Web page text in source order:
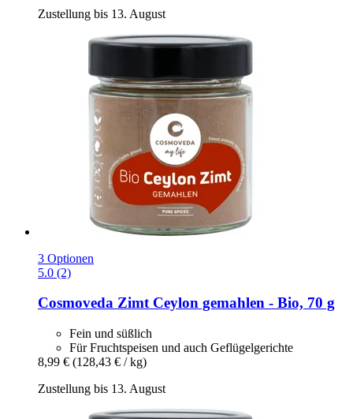
Zustellung bis 13. August
3 Optionen
5.0 (2)
Cosmoveda Zimt Ceylon gemahlen -​ Bio, 70 g
Fein und süßlich
Für Fruchtspeisen und auch Geflügelgerichte
8,99 € (128,43 € / kg)
Zustellung bis 13. August